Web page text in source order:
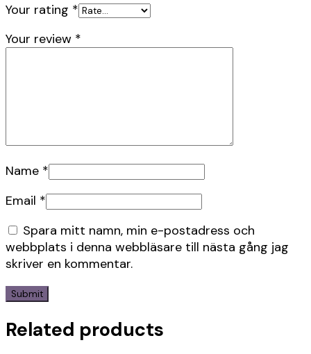
Your rating *
Your review *
Name *
Email *
Spara mitt namn, min e-postadress och
webbplats i denna webbläsare till nästa gång jag
skriver en kommentar.
Related products